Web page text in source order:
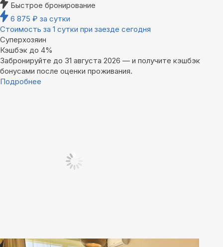
Быстрое бронирование
6 875 ₽ за сутки
Стоимость за 1 сутки при заезде сегодня
Суперхозяин
Кэшбэк до 4%
Забронируйте до 31 августа 2026 — и получите кэшбэк
бонусами после оценки проживания.
Подробнее